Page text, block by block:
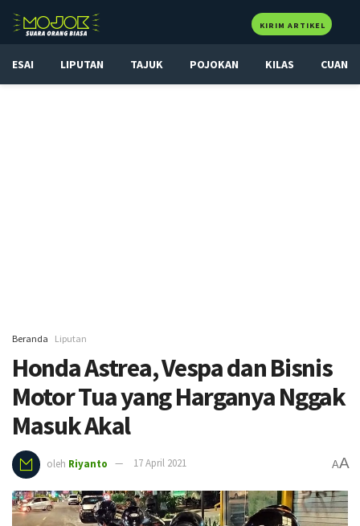
KIRIM ARTIKEL
ESAI LIPUTAN TAJUK POJOKAN KILAS CUAN
Beranda Liputan
Honda Astrea, Vespa dan Bisnis
Motor Tua yang Harganya Nggak
Masuk Akal
oleh Riyanto 17 April 2021 AA